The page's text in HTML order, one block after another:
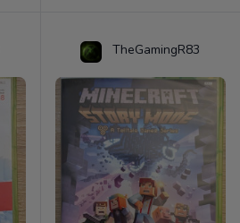
TheGamingR83